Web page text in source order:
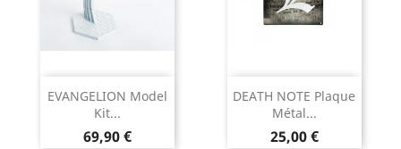
EVANGELION Model
Kit...
Prix
69,90 €
DEATH NOTE Plaque
Métal...
Prix
25,00 €